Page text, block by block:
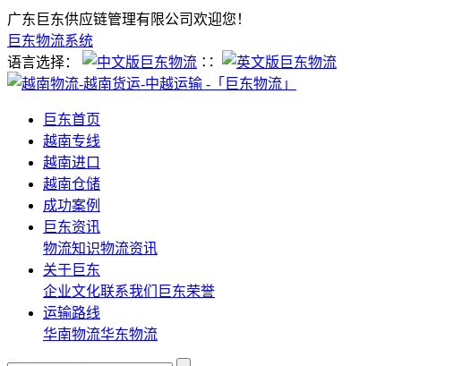
广东巨东供应链管理有限公司欢迎您！
巨东物流系统
语言选择：
∷
巨东首页
越南专线
越南进口
越南仓储
成功案例
巨东资讯
物流知识物流资讯
关于巨东
企业文化联系我们 巨东荣誉
运输路线
华南物流华东物流